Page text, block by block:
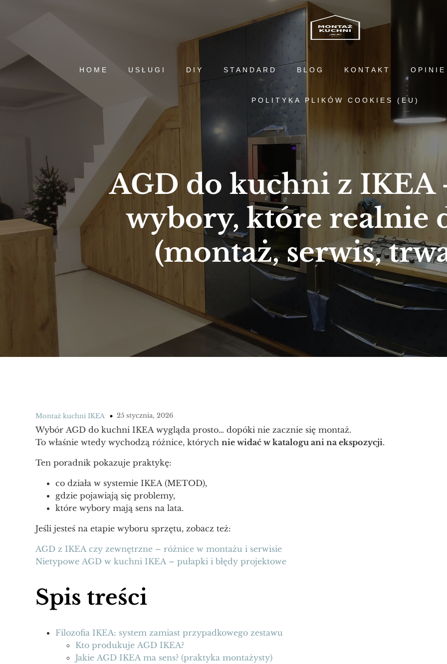
HOME USŁUGI DIY STANDARD BLOG KONTAKT OPINIE
POLITYKA PLIKÓW COOKIES (EU)
AGD do kuchni z IKEA
wybory, które realnie
(montaż, serwis,
Montaż kuchni IKEA 25 stycznia, 2026
Wybór AGD do kuchni IKEA wygląda prosto… dopóki nie zacznie się montaż.
To właśnie wtedy wychodzą różnice, których nie widać w katalogu ani na ekspozycji.
Ten poradnik pokazuje praktykę:
co działa w systemie IKEA (METOD),
gdzie pojawiają się problemy,
które wybory mają sens na lata.
Jeśli jesteś na etapie wyboru sprzętu, zobacz też:
AGD z IKEA czy zewnętrzne – różnice w montażu i serwisie
Nietypowe AGD w kuchni IKEA – pułapki i błędy projektowe
Spis treści
Filozofia IKEA: system zamiast przypadkowego zestawu
Kto produkuje AGD IKEA?
Jakie AGD IKEA ma sens? (praktyka montażysty)